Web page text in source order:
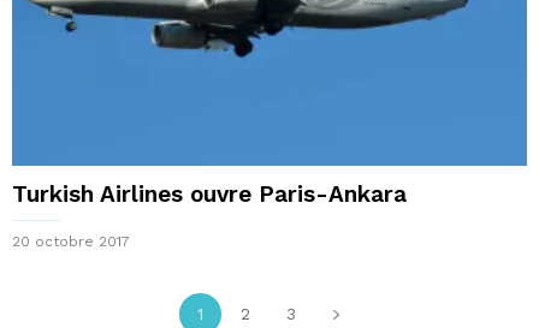
Turkish Airlines ouvre Paris-Ankara
20 octobre 2017
1 2 3